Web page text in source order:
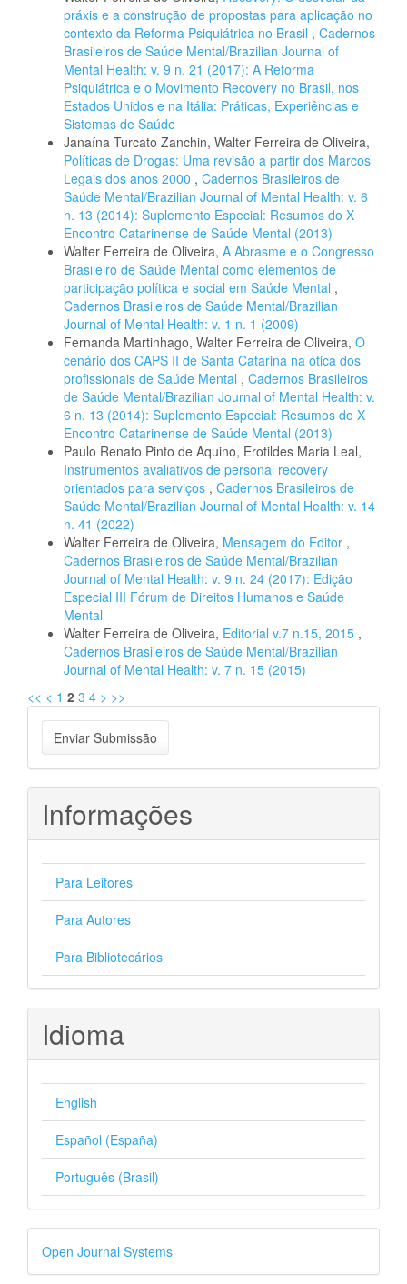
práxis e a construção de propostas para aplicação no
contexto da Reforma Psiquiátrica no Brasil , Cadernos
Brasileiros de Saúde Mental/Brazilian Journal of
Mental Health: v. 9 n. 21 (2017): A Reforma
Psiquiátrica e o Movimento Recovery no Brasil, nos
Estados Unidos e na Itália: Práticas, Experiências e
Sistemas de Saúde
Janaína Turcato Zanchin, Walter Ferreira de Oliveira,
Políticas de Drogas: Uma revisão a partir dos Marcos
Legais dos anos 2000 , Cadernos Brasileiros de
Saúde Mental/Brazilian Journal of Mental Health: v. 6
n. 13 (2014): Suplemento Especial: Resumos do X
Encontro Catarinense de Saúde Mental (2013)
Walter Ferreira de Oliveira, A Abrasme e o Congresso
Brasileiro de Saúde Mental como elementos de
participação política e social em Saúde Mental ,
Cadernos Brasileiros de Saúde Mental/Brazilian
Journal of Mental Health: v. 1 n. 1 (2009)
Fernanda Martinhago, Walter Ferreira de Oliveira, O
cenário dos CAPS II de Santa Catarina na ótica dos
profissionais de Saúde Mental , Cadernos Brasileiros
de Saúde Mental/Brazilian Journal of Mental Health: v.
6 n. 13 (2014): Suplemento Especial: Resumos do X
Encontro Catarinense de Saúde Mental (2013)
Paulo Renato Pinto de Aquino, Erotildes Maria Leal,
Instrumentos avaliativos de personal recovery
orientados para serviços , Cadernos Brasileiros de
Saúde Mental/Brazilian Journal of Mental Health: v. 14
n. 41 (2022)
Walter Ferreira de Oliveira, Mensagem do Editor ,
Cadernos Brasileiros de Saúde Mental/Brazilian
Journal of Mental Health: v. 9 n. 24 (2017): Edição
Especial III Fórum de Direitos Humanos e Saúde
Mental
Walter Ferreira de Oliveira, Editorial v.7 n.15, 2015 ,
Cadernos Brasileiros de Saúde Mental/Brazilian
Journal of Mental Health: v. 7 n. 15 (2015)
<< < 1 2 3 4 > >>
Enviar
Submissão
Enviar Submissão
Informações
Para Leitores
Para Autores
Para Bibliotecários
Idioma
English
Español (España)
Português (Brasil)
Desenvolvido
Open Journal Systems